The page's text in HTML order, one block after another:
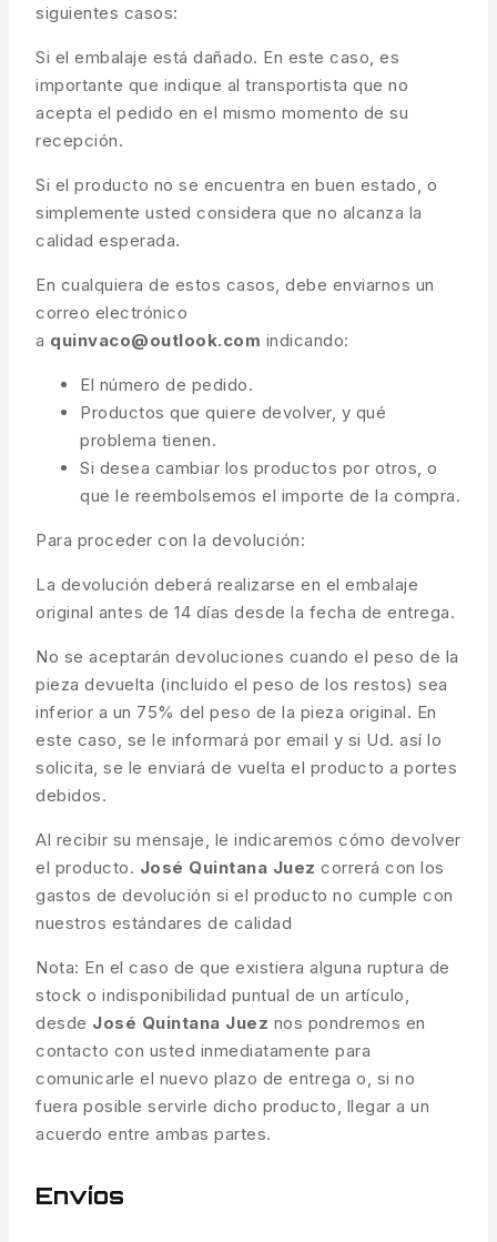
siguientes casos:
Si el embalaje está dañado. En este caso, es
importante que indique al transportista que no
acepta el pedido en el mismo momento de su
recepción.
Si el producto no se encuentra en buen estado, o
simplemente usted considera que no alcanza la
calidad esperada.
En cualquiera de estos casos, debe enviarnos un
correo electrónico
a quinvaco@outlook.com indicando:
El número de pedido.
Productos que quiere devolver, y qué
problema tienen.
Si desea cambiar los productos por otros, o
que le reembolsemos el importe de la compra.
Para proceder con la devolución:
La devolución deberá realizarse en el embalaje
original antes de 14 días desde la fecha de entrega.
No se aceptarán devoluciones cuando el peso de la
pieza devuelta (incluido el peso de los restos) sea
inferior a un 75% del peso de la pieza original. En
este caso, se le informará por email y si Ud. así lo
solicita, se le enviará de vuelta el producto a portes
debidos.
Al recibir su mensaje, le indicaremos cómo devolver
el producto. José Quintana Juez correrá con los
gastos de devolución si el producto no cumple con
nuestros estándares de calidad
Nota: En el caso de que existiera alguna ruptura de
stock o indisponibilidad puntual de un artículo,
desde José Quintana Juez nos pondremos en
contacto con usted inmediatamente para
comunicarle el nuevo plazo de entrega o, si no
fuera posible servirle dicho producto, llegar a un
acuerdo entre ambas partes.
Envíos